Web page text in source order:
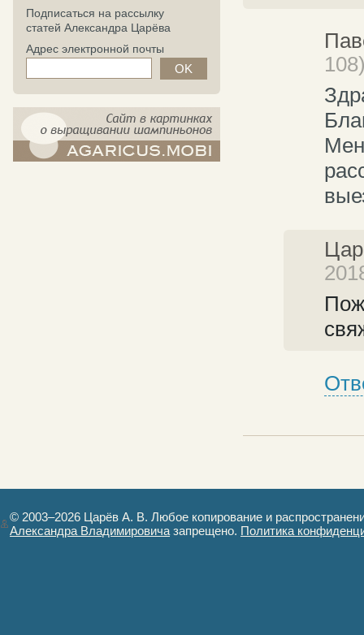
Подписаться на рассылку
статей Александра Царёва
Адрес электронной почты
© 2003–2026 Царёв А. В. Любое копирование и
Александра Владимировича запрещено. Политика
Авторизация